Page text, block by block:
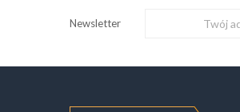
Newsletter